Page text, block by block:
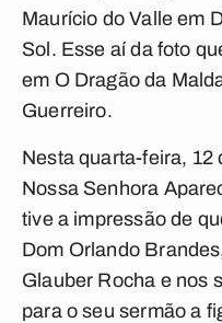
Maurício do Valle em
Sol . Esse aí da foto
em O Dragão da
Guerreiro.
Nesta quarta-feira, 12
Nossa Senhora
tive a impressão de
Dom Orlando
Glauber Rocha e nos
para o seu sermão a